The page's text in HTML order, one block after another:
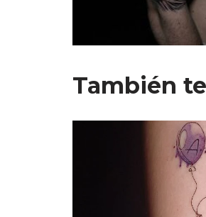
También